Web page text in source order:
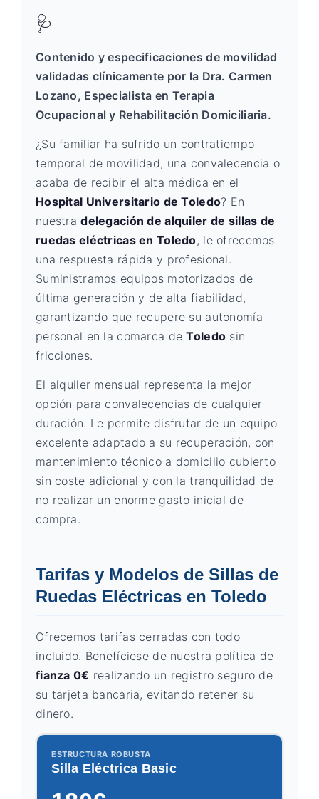
🩺
Contenido y especificaciones de movilidad
validadas clínicamente por la Dra. Carmen
Lozano, Especialista en Terapia
Ocupacional y Rehabilitación Domiciliaria.
¿Su familiar ha sufrido un contratiempo
temporal de movilidad, una convalecencia o
acaba de recibir el alta médica en el
Hospital Universitario de Toledo? En
nuestradelegación de alquiler de sillas de
ruedas eléctricas en Toledo, le ofrecemos
una respuesta rápida y profesional.
Suministramos equipos motorizados de
última generación y de alta fiabilidad,
garantizando que recupere su autonomía
personal en la comarca deToledo sin
fricciones.
El alquiler mensual representa la mejor
opción para convalecencias de cualquier
duración. Le permite disfrutar de un equipo
excelente adaptado a su recuperación, con
mantenimiento técnico a domicilio cubierto
sin coste adicional y con la tranquilidad de
no realizar un enorme gasto inicial de
compra.
Tarifas y Modelos de Sillas de
Ruedas Eléctricas en Toledo
Ofrecemos tarifas cerradas con todo
incluido. Benefíciese de nuestra política de
fianza 0€ realizando un registro seguro de
su tarjeta bancaria, evitando retener su
dinero.
ESTRUCTURA ROBUSTA
Silla Eléctrica Basic